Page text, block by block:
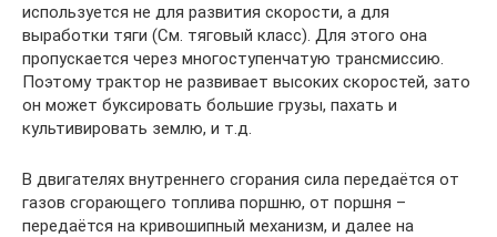
используется не для развития скорости, а для
выработки тяги (См. тяговый класс). Для этого она
пропускается через многоступенчатую трансмиссию.
Поэтому трактор не развивает высоких скоростей, зато
он может буксировать большие грузы, пахать и
культивировать землю, и т.д.
В двигателях внутреннего сгорания сила передаётся от
газов сгорающего топлива поршню, от поршня –
передаётся на кривошипный механизм, и далее на